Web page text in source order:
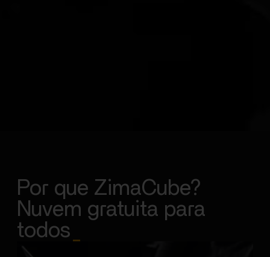
Por que ZimaCube?
Nuvem gratuita para
todos